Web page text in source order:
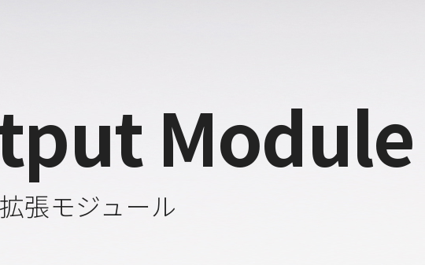
Module
張モジュール